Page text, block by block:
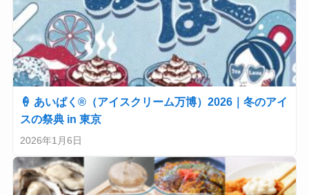
🍦 あいぱく®（アイスクリーム万博）2026｜冬のアイ
スの祭典 in 東京
2026年1月6日